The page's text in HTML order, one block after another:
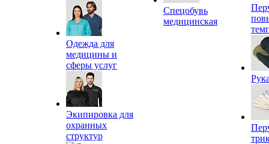
Одежда для
медицины и
сферы услуг
Экипировка для
охранных
структур
Спецобувь
медицинская